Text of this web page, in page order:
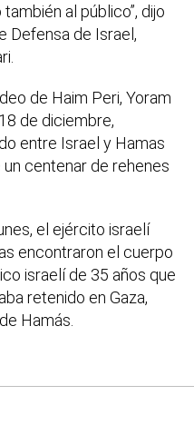
al público”, dijo
Defensa de Israel,
de Haim Peri, Yoram
de diciembre,
entre Israel y Hamas
centenar de rehenes
el ejército israelí
encontraron el cuerpo
israelí de 35 años que
retenido en Gaza,
Hamás.